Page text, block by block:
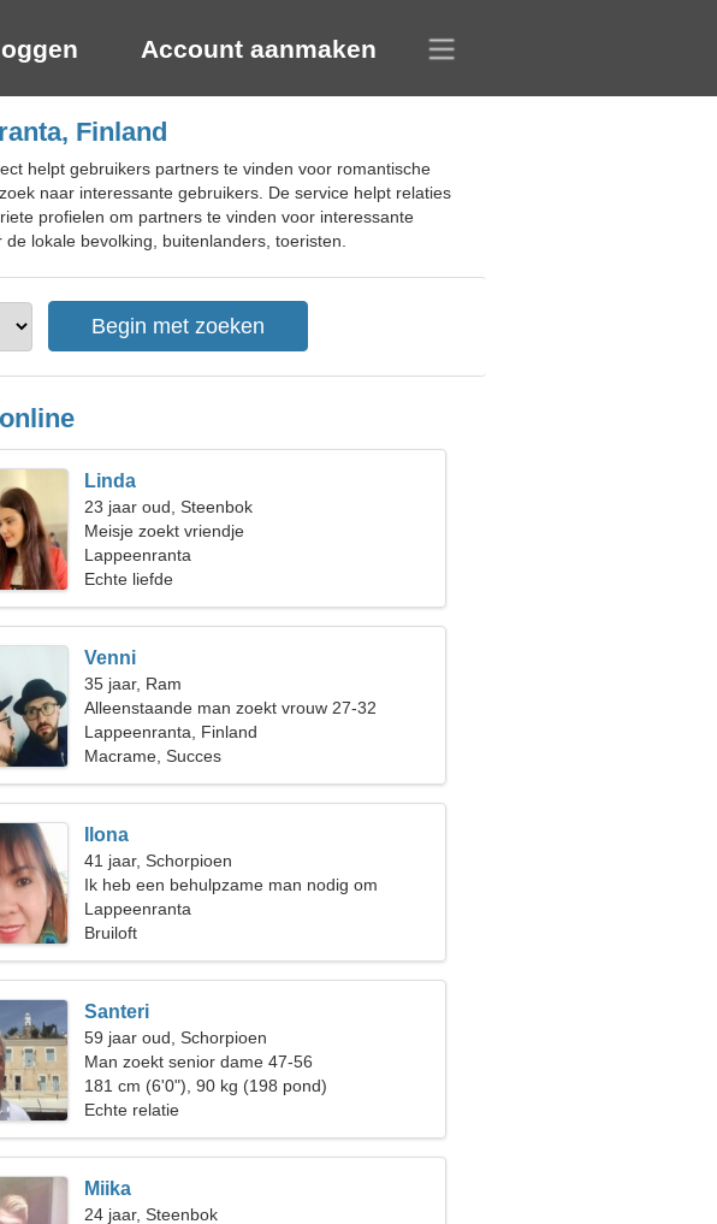
Account aanmaken
Finland
helpt gebruikers partners te vinden voor romantische
naar interessante gebruikers. De service helpt relaties
profielen om partners te vinden voor interessante
lokale bevolking, buitenlanders, toeristen.
Linda
23 jaar oud, Steenbok
Meisje zoekt vriendje
Lappeenranta
Echte liefde
Venni
35 jaar, Ram
Alleenstaande man zoekt vrouw 27-32
Lappeenranta, Finland
Macrame, Succes
Ilona
41 jaar, Schorpioen
Ik heb een behulpzame man nodig om
samen te koken
Lappeenranta
Bruiloft
Santeri
59 jaar oud, Schorpioen
Man zoekt senior dame 47-56
181 cm (6'0"), 90 kg (198 pond)
Echte relatie
Miika
24 jaar, Steenbok